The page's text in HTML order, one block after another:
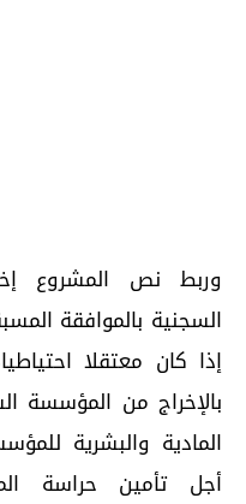
وربط نص المشروع
السجنية بالموافقة
إذا كان معتقلا
بالإخراج من المؤسسة
المادية والبشرية
أجل تأمين حراسة